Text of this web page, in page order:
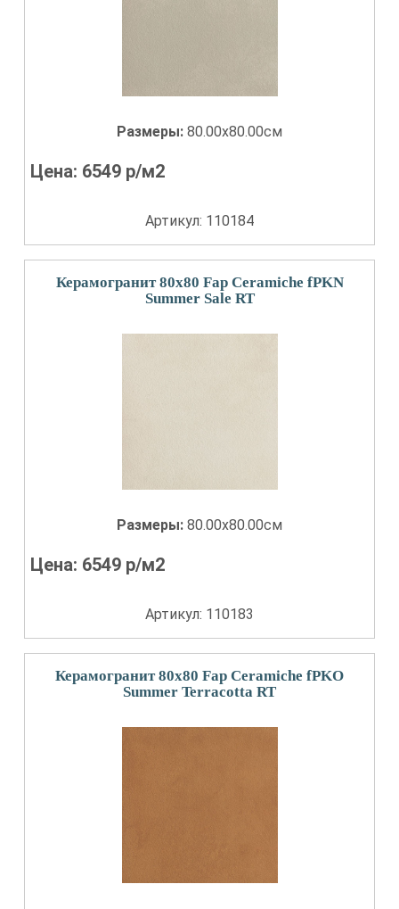
Размеры: 80.00x80.00см
Цена: 6549 р/м2
Артикул: 110184
Керамогранит 80x80 Fap Ceramiche fPKN
Summer Sale RT
Размеры: 80.00x80.00см
Цена: 6549 р/м2
Артикул: 110183
Керамогранит 80x80 Fap Ceramiche fPKO
Summer Terracotta RT